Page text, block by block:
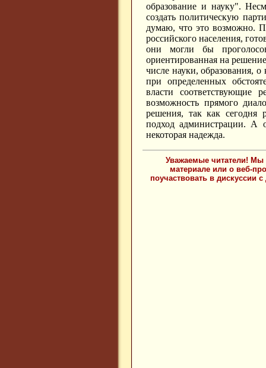
образование и науку".
создать политическую
думаю, что это возможно.
российского населения,
они могли бы
ориентированная на
числе науки, образования,
при определенных
власти соответствующие
возможность прямого
решения, так как сегодня
подход администрации. А
некоторая надежда.
Уважаемые читатели! Мы
материале или о веб-
поучаствовать в дискуссии